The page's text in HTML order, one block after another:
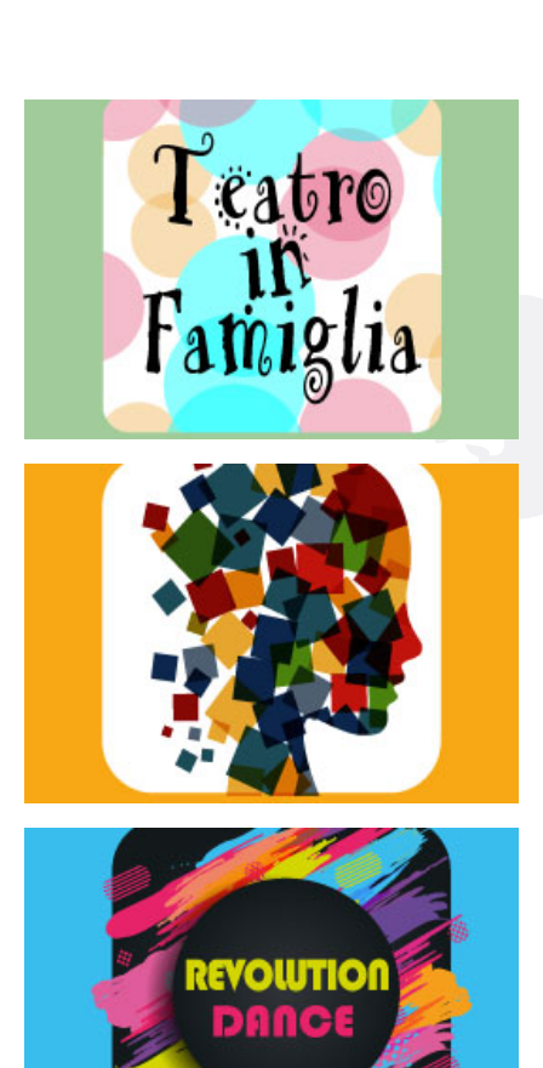
Teatro in famiglia
Teatro In Famiglia è una rassegna di teatro concepita
per far condividere e godere del teatro all’intera
famiglia.
Continua
Tracce dinamiche
Tracce Dinamiche è una rassegna di teatro
d’innovazione e sperimentale.
Continua
Revolution Dance
Rassegna di danza contemporanea – I Edizione